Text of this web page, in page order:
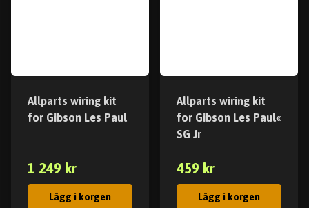
Allparts wiring kit
for Gibson Les Paul
1 249 kr
Lägg i korgen
Allparts wiring kit
for Gibson Les Paul«
SG Jr
459 kr
Lägg i korgen